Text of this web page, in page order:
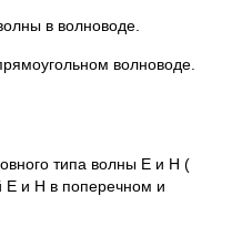
в волноводе.
волноводе.
типа волны Е и Н (
Е и Н в поперечном и